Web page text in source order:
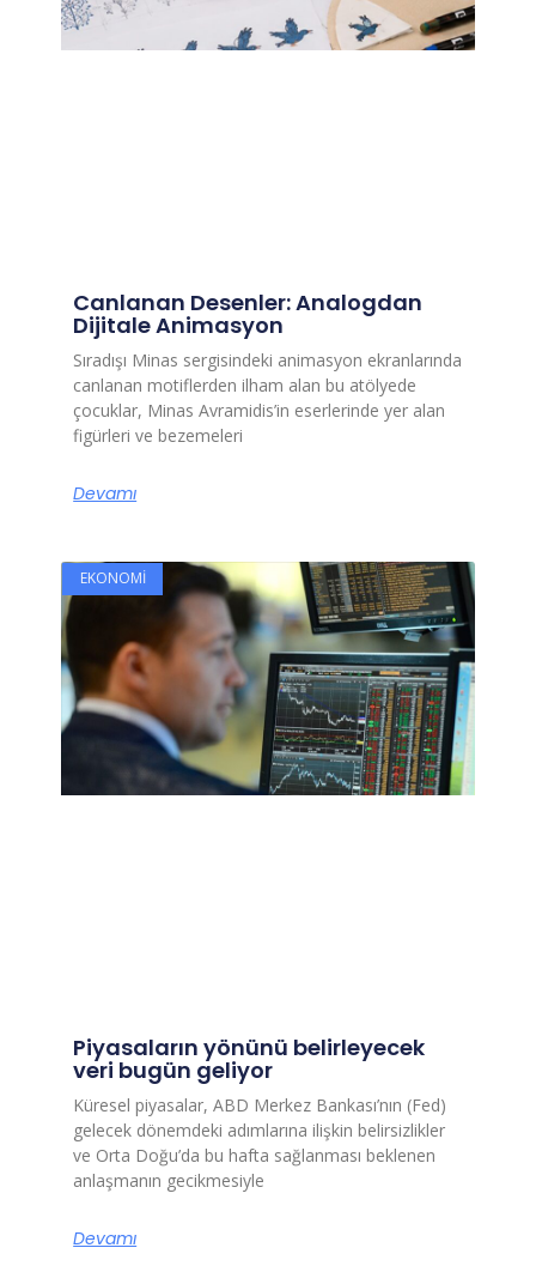
Canlanan Desenler: Analogdan
Dijitale Animasyon
Sıradışı Minas sergisindeki animasyon ekranlarında
canlanan motiflerden ilham alan bu atölyede
çocuklar, Minas Avramidis’in eserlerinde yer alan
figürleri ve bezemeleri
Devamı
EKONOMI
Piyasaların yönünü belirleyecek
veri bugün geliyor
Küresel piyasalar, ABD Merkez Bankası’nın (Fed)
gelecek dönemdeki adımlarına ilişkin belirsizlikler
ve Orta Doğu’da bu hafta sağlanması beklenen
anlaşmanın gecikmesiyle
Devamı